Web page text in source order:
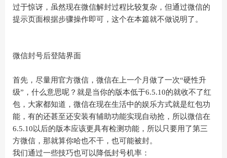
过于惊讶，虽然现在微信解封过程比较复杂，但通过微信的
提示页面根据步骤操作即可，这个在本篇就不做说明了。
微信封号后登陆界面
首先，尽量用官方微信，微信在上一个月做了一次“硬性升
级”，什么意思呢？就是当你的版本低于6.5.10的就收不了红
包，大家都知道，微信在现在生活中的娱乐方式就是红包功
能，有的还甚至还安装有辅助功能实现自动抢，所以微信在
6.5.10以后的版本应该更具有检测功能，所以只要用了第三
方微信，那就算你哈也不干，也可能被封。
我们通过一些技巧也可以降低封号机率：